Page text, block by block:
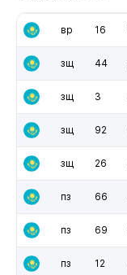
вр 16
зщ 44
зщ 3
зщ 92
зщ 26
пз 66
пз 69
пз 12